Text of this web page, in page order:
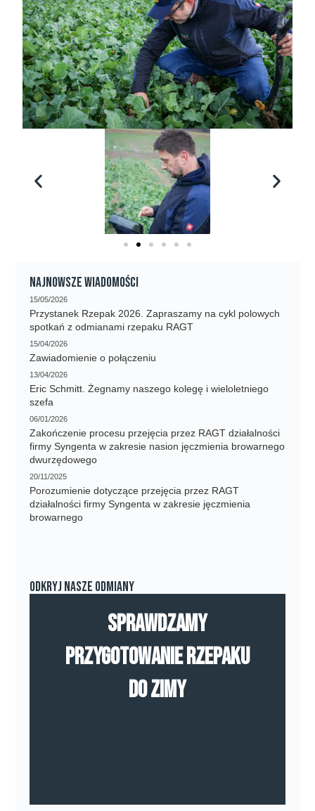
Najnowsze wiadomości
15/05/2026
Przystanek Rzepak 2026. Zapraszamy na cykl polowych
spotkań z odmianami rzepaku RAGT
15/04/2026
Zawiadomienie o połączeniu
13/04/2026
Eric Schmitt. Żegnamy naszego kolegę i wieloletniego
szefa
06/01/2026
Zakończenie procesu przejęcia przez RAGT działalności
firmy Syngenta w zakresie nasion jęczmienia browarnego
dwurzędowego
20/11/2025
Porozumienie dotyczące przejęcia przez RAGT
działalności firmy Syngenta w zakresie jęczmienia
browarnego
Odkryj nasze odmiany
Sprawdzamy
przygotowanie rzepaku
do zimy